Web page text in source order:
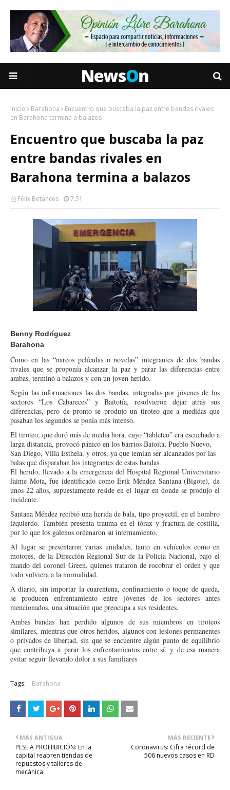
Inicio Barahona
Encuentro que buscaba la paz entre bandas rivales
en Barahona termina a balazos
Encuentro que buscaba la paz
entre bandas rivales en
Barahona termina a balazos
Félix Betances 7:51
Benny Rodríguez
Barahona
Como en las “narcos películas o novelas” integrantes de dos bandas
rivales que se proponía alcanzar la paz y parar las diferencias entre
ambas, terminó a balazos y con un joven herido.
Según las informaciones las dos bandas, integradas por jóvenes de los
sectores “Los Cabareces” y Baitotía, resolvieron dejar atrás sus
diferencias, pero de pronto se produjo un tiroteo que a medidas que
pasaban los segundos se ponía más intenso.
El tiroteo, que duró más de media hora, cuyo “tableteo” era escuchado a
larga distancia, provocó pánico en los barrios Batoíta, Pueblo Nuevo,
San Diego, Villa Esthela, y otros, ya que temían ser alcanzados por las
balas que disparaban los integrantes de estas bandas.
El herido, llevado a la emergencia del Hospital Regional Universitario
Jaime Mota, fue identificado como Erik Méndez Santana (Bigote), de
unos 22 años, supuestamente reside en el lugar en donde se produjo el
incidente.
Santana Méndez recibió una herida de bala, tipo proyectil, en el hombro
izquierdo. También presenta trauma en el tórax y fractura de costilla,
por lo que los galenos ordenaron su internamiento.
Al lugar se presentaron varias unidades, tanto en vehículos como en
motores, de la Dirección Regional Sur de la Policía Nacional, bajo el
mando del coronel Green, quienes trataron de rocobrar el orden y que
todo volviera a la normalidad.
A diario, sin importar la cuarentena, confinamiento o toque de queda,
se producen enfrentamiento entre jóvenes de los sectores antes
mencionados, una situación que preocupa a sus residentes.
Ambas bandas han perdido algunos de sus miembros en tiroteos
similares, mientras que otros heridos, algunos con lesiones permanentes
o privados de libertad, sin que se encuentre algún punto de equilibrio
que contribuya a parar los enfrentamientos entre sí, y de esa manera
evitar seguir llevando dolor a sus familiares
Tags: Barahona
MÁS RECIENTE
Coronavirus: Cifra récord de
506 nuevos casos en RD
MÁS ANTIGUA
PESE A PROHIBICIÓN: En la
capital reabren tiendas de
repuestos y talleres de
mecánica